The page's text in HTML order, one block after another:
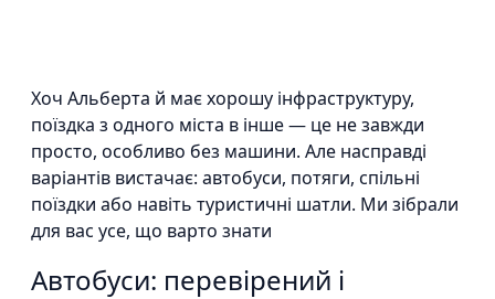
Хоч Альберта й має хорошу інфраструктуру,
поїздка з одного міста в інше — це не завжди
просто, особливо без машини. Але насправді
варіантів вистачає: автобуси, потяги, спільні
поїздки або навіть туристичні шатли. Ми зібрали
для вас усе, що варто знати
Автобуси: перевірений і